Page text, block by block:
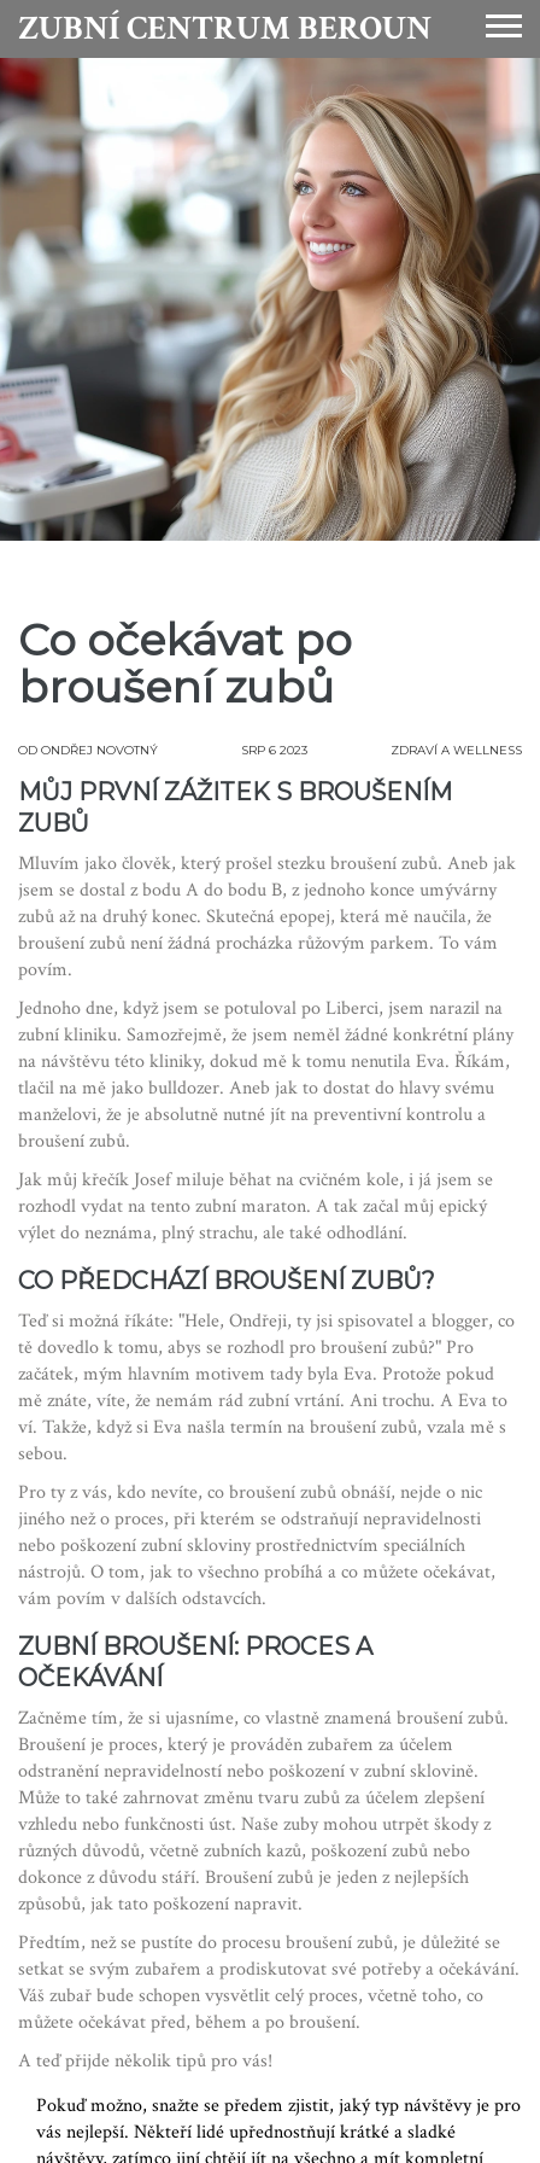
ZUBNÍ CENTRUM BEROUN
Co očekávat po
broušení zubů
OD ONDŘEJ NOVOTNÝ SRP 6 2023 ZDRAVÍ A WELLNESS
MŮJ PRVNÍ ZÁŽITEK S BROUŠENÍM
ZUBŮ
Mluvím jako člověk, který prošel stezku broušení zubů. Aneb jak
jsem se dostal z bodu A do bodu B, z jednoho konce umývárny
zubů až na druhý konec. Skutečná epopej, která mě naučila, že
broušení zubů není žádná procházka růžovým parkem. To vám
povím.
Jednoho dne, když jsem se potuloval po Liberci, jsem narazil na
zubní kliniku. Samozřejmě, že jsem neměl žádné konkrétní plány
na návštěvu této kliniky, dokud mě k tomu nenutila Eva. Říkám,
tlačil na mě jako bulldozer. Aneb jak to dostat do hlavy svému
manželovi, že je absolutně nutné jít na preventivní kontrolu a
broušení zubů.
Jak můj křečík Josef miluje běhat na cvičném kole, i já jsem se
rozhodl vydat na tento zubní maraton. A tak začal můj epický
výlet do neznáma, plný strachu, ale také odhodlání.
CO PŘEDCHÁZÍ BROUŠENÍ ZUBŮ?
Teď si možná říkáte: "Hele, Ondřeji, ty jsi spisovatel a blogger, co
tě dovedlo k tomu, abys se rozhodl pro broušení zubů?" Pro
začátek, mým hlavním motivem tady byla Eva. Protože pokud
mě znáte, víte, že nemám rád zubní vrtání. Ani trochu. A Eva to
ví. Takže, když si Eva našla termín na broušení zubů, vzala mě s
sebou.
Pro ty z vás, kdo nevíte, co broušení zubů obnáší, nejde o nic
jiného než o proces, při kterém se odstraňují nepravidelnosti
nebo poškození zubní skloviny prostřednictvím speciálních
nástrojů. O tom, jak to všechno probíhá a co můžete očekávat,
vám povím v dalších odstavcích.
ZUBNÍ BROUŠENÍ: PROCES A
OČEKÁVÁNÍ
Začněme tím, že si ujasníme, co vlastně znamená broušení zubů.
Broušení je proces, který je prováděn zubařem za účelem
odstranění nepravidelností nebo poškození v zubní sklovině.
Může to také zahrnovat změnu tvaru zubů za účelem zlepšení
vzhledu nebo funkčnosti úst. Naše zuby mohou utrpět škody z
různých důvodů, včetně zubních kazů, poškození zubů nebo
dokonce z důvodu stáří. Broušení zubů je jeden z nejlepších
způsobů, jak tato poškození napravit.
Předtím, než se pustíte do procesu broušení zubů, je důležité se
setkat se svým zubařem a prodiskutovat své potřeby a očekávání.
Váš zubař bude schopen vysvětlit celý proces, včetně toho, co
můžete očekávat před, během a po broušení.
A teď přijde několik tipů pro vás!
Pokuď možno, snažte se předem zjistit, jaký typ návštěvy je pro
vás nejlepší. Někteří lidé upřednostňují krátké a sladké